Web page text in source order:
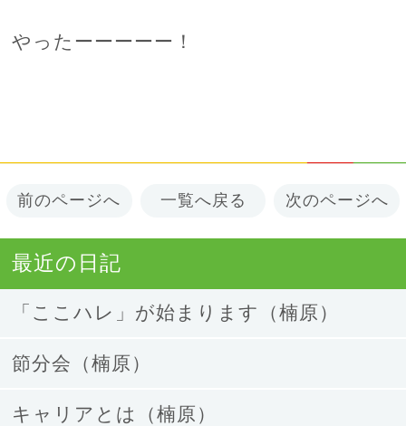
やったーーーーー！
前のページへ 一覧へ戻る 次のページへ
最近の日記
「ここハレ」が始まります（楠原）
節分会（楠原）
キャリアとは（楠原）